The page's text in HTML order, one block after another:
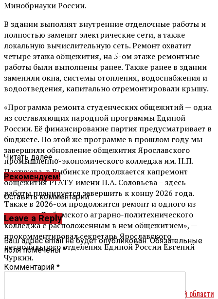
Минобрнауки России.
В здании выполнят внутренние отделочные работы и
полностью заменят электрические сети, а также
локальную вычислительную сеть. Ремонт охватит
четыре этажа общежития, на 5-ом этаже ремонтные
работы были выполнены ранее. Также ранее в здании
заменили окна, системы отопления, водоснабжения и
водоотведения, капитально отремонтировали крышу.
«Программа ремонта студенческих общежитий — одна
из составляющих народной программы Единой
России. Её финансирование партия предусматривает в
бюджете. По этой же программе в прошлом году мы
завершили обновление общежития Ярославского
промышленно-экономического колледжа им. Н.П.
Пастухова, в Рыбинске продолжается капремонт
общежития РГАТУ имени П.А. Соловьева – здесь
работы планируется завершить к концу 2026 года.
Также в 2026-ом продолжится ремонт и одного из
корпусов Любимского аграрно-политехнического
колледжа с расположенным в нем общежитием», —
прокомментировал секретарь Ярославского
регионального отделения Единой России Евгений
Чуркин.
Вперед
Число субъектов малого и среднего бизнеса в Ярославской области
Читать далее ...
Рекомендуем!
Оставить комментарий
Leave a Reply
Ваш адрес email не будет опубликован. Обязательные
поля помечены *
Комментарий *